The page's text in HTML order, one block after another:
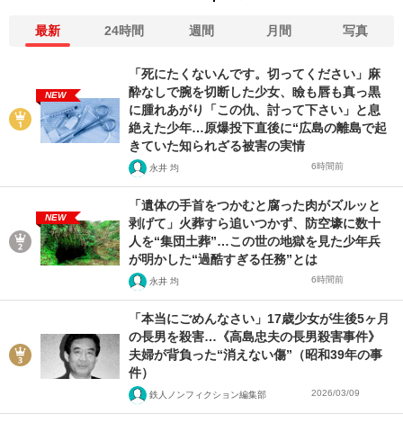
最新 24時間 週間 月間 写真
NEW
「死にたくないんです。切ってください」麻
酔なしで腕を切断した少女、瞼も唇も真っ黒
に腫れあがり「この仇、討って下さい」と息
絶えた少年…原爆投下直後に“広島の離島で起
きていた知られざる被害の実情
永井 均 6時間前
NEW
「遺体の手首をつかむと腐った肉がズルッと
剥げて」火葬すら追いつかず、防空壕に数十
人を“集団土葬”…この世の地獄を見た少年兵
が明かした“過酷すぎる任務”とは
永井 均 6時間前
「本当にごめんなさい」17歳少女が生後5ヶ月
の長男を殺害…《高島忠夫の長男殺害事件》
夫婦が背負った“消えない傷”（昭和39年の事
件）
鉄人ノンフィクション編集部 2026/03/09